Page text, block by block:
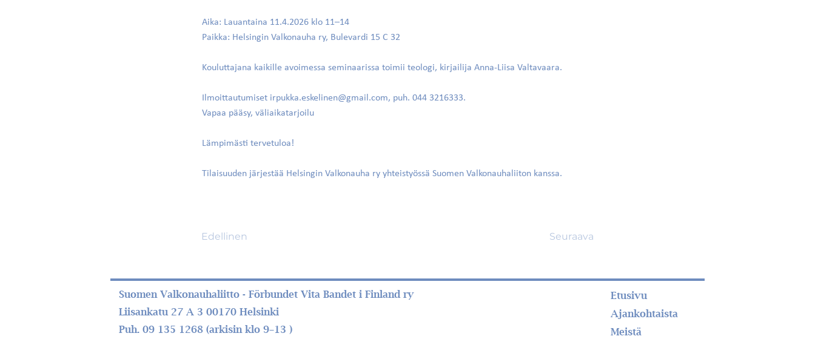
Aika: Lauantaina 11.4.2026 klo 11–14
Paikka: Helsingin Valkonauha ry, Bulevardi 15 C 32
Kouluttajana kaikille avoimessa seminaarissa toimii teologi, kirjailija Anna-Liisa Valtavaara.
Ilmoittautumiset irpukka.eskelinen@gmail.com, puh. 044 3216333.
Vapaa pääsy, väliaikatarjoilu
Lämpimästi tervetuloa!
Tilaisuuden järjestää Helsingin Valkonauha ry yhteistyössä Suomen Valkonauhaliiton kanssa.
Edellinen Seuraava
Suomen Valkonauhaliitto - Förbundet Vita Bandet i Finland ry
Liisankatu 27 A 3 00170 Helsinki
Puh. 09 135 1268 (arkisin klo 9–13 )
Etusivu
Ajankohtaista
Meistä